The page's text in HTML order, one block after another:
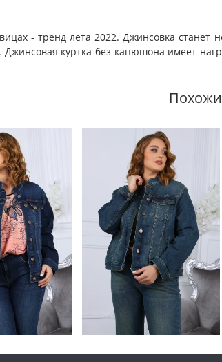
- тренд лета 2022. Джинсовка
куртка без капюшона имеет